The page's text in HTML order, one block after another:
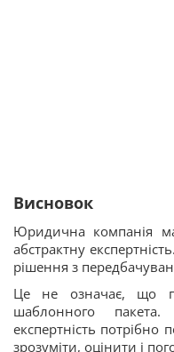
Висновок
Юридична компанія
абстрактну
рішення з
Це не означає, що
шаблонного
експертність потрібно
зрозуміти, оцінити і